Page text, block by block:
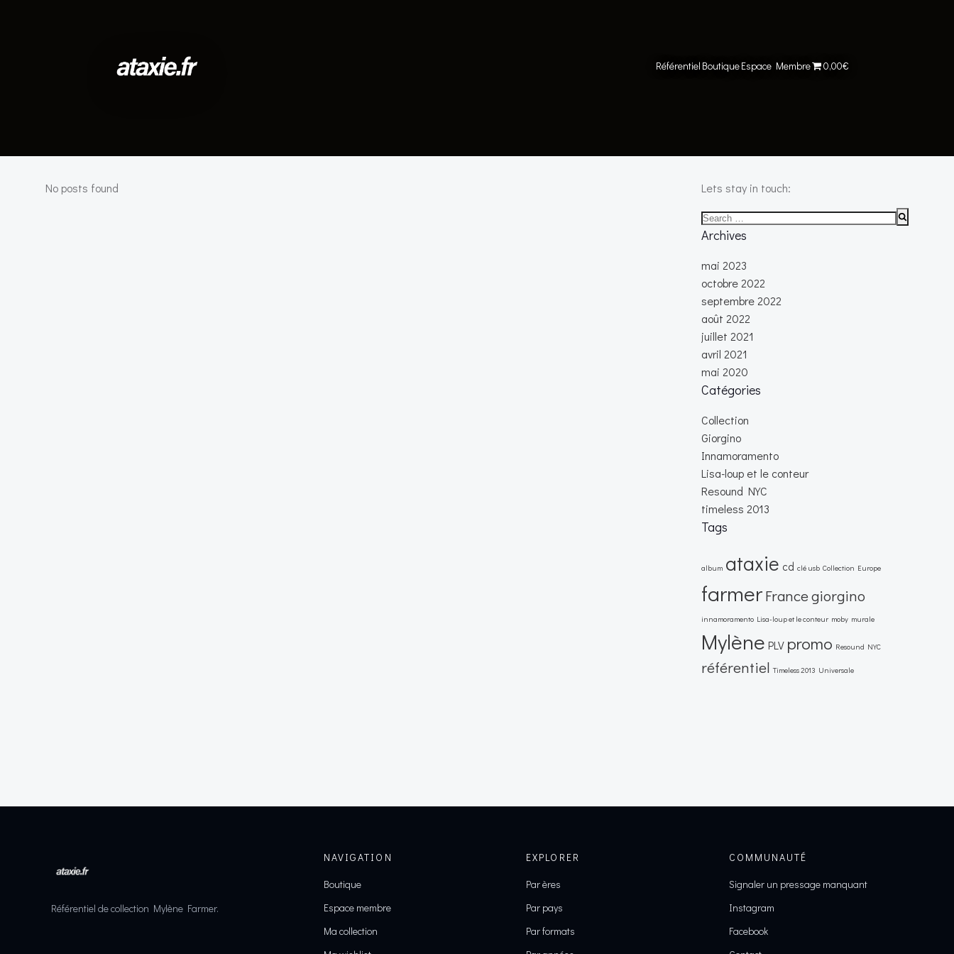
Référentiel BoutiqueEspace Membre 0,00€
No posts found
Lets stay in touch:
Search
for:
Archives
mai 2023
octobre 2022
septembre 2022
août 2022
juillet 2021
avril 2021
mai 2020
Catégories
Collection
Giorgino
Innamoramento
Lisa-loup et le conteur
Resound NYC
timeless 2013
Tags
album ataxie cd clé usb Collection Europe
farmerFrancegiorgino
innamoramento Lisa-loup et le conteur moby murale
Mylène PLV promo Resound NYC
référentiel Timeless 2013 Universale
Référentiel de collection Mylène Farmer.
NAVIGATION
Boutique
Espace membre
Ma collection
EXPLORER
Par ères
Par pays
Par formats
COMMUNAUTÉ
Signaler un pressage manquant
Instagram
Facebook